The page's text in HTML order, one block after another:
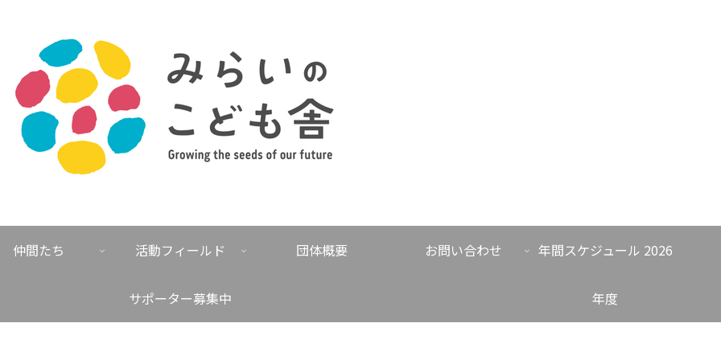
仲間たち 活動フィールド 団体概要 お問い合わせ 年間スケジュール 2026
年度
サポーター募集中